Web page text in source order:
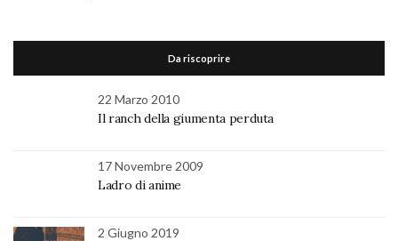
Da riscoprire
22 Marzo 2010
Il ranch della giumenta perduta
17 Novembre 2009
Ladro di anime
2 Giugno 2019